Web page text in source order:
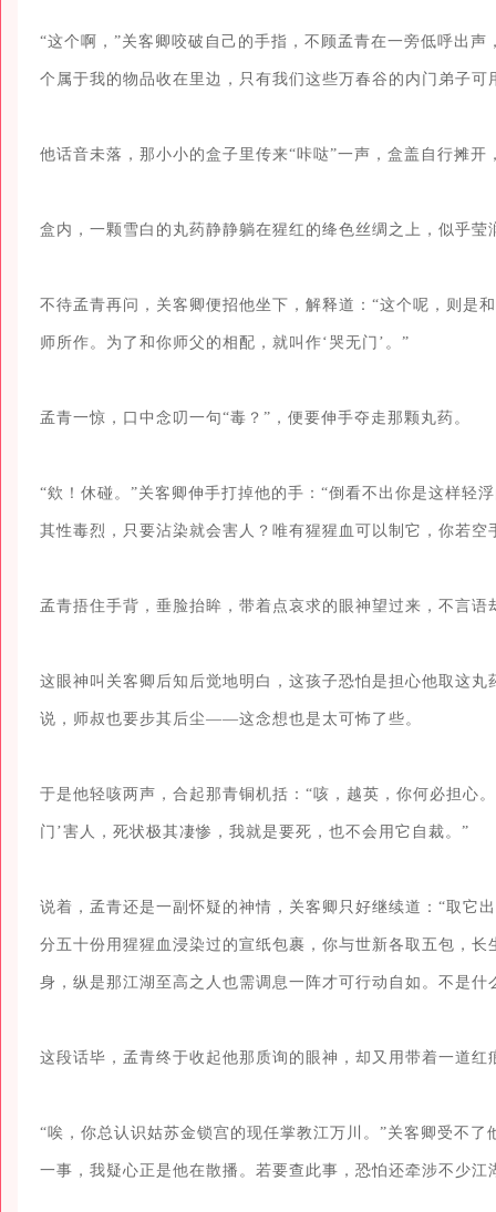
“这个啊，”关客卿咬破自己的手指，不顾孟青在一旁低呼出
个属于我的物品收在里边，只有我们这些万春谷的内门弟子可
他话音未落，那小小的盒子里传来“咔哒”一声，盒盖自行摊开
盒内，一颗雪白的丸药静静躺在猩红的绛色丝绸之上，似乎莹
不待孟青再问，关客卿便招他坐下，解释道：“这个呢，则是
师所作。为了和你师父的相配，就叫作‘哭无门’。”
孟青一惊，口中念叨一句“毒？”，便要伸手夺走那颗丸药。
“欸！休碰。”关客卿伸手打掉他的手：“倒看不出你是这样轻
其性毒烈，只要沾染就会害人？唯有猩猩血可以制它，你若空
孟青捂住手背，垂脸抬眸，带着点哀求的眼神望过来，不言语
这眼神叫关客卿后知后觉地明白，这孩子恐怕是担心他取这
说，师叔也要步其后尘——这念想也是太可怖了些。
于是他轻咳两声，合起那青铜机括：“咳，越英，你何必担心
门’害人，死状极其凄惨，我就是要死，也不会用它自裁。”
说着，孟青还是一副怀疑的神情，关客卿只好继续道：“取它
分五十份用猩猩血浸染过的宣纸包裹，你与世新各取五包，
身，纵是那江湖至高之人也需调息一阵才可行动自如。不是什
这段话毕，孟青终于收起他那质询的眼神，却又用带着一道
“唉，你总认识姑苏金锁宫的现任掌教江万川。”关客卿受不
一事，我疑心正是他在散播。若要查此事，恐怕还牵涉不少